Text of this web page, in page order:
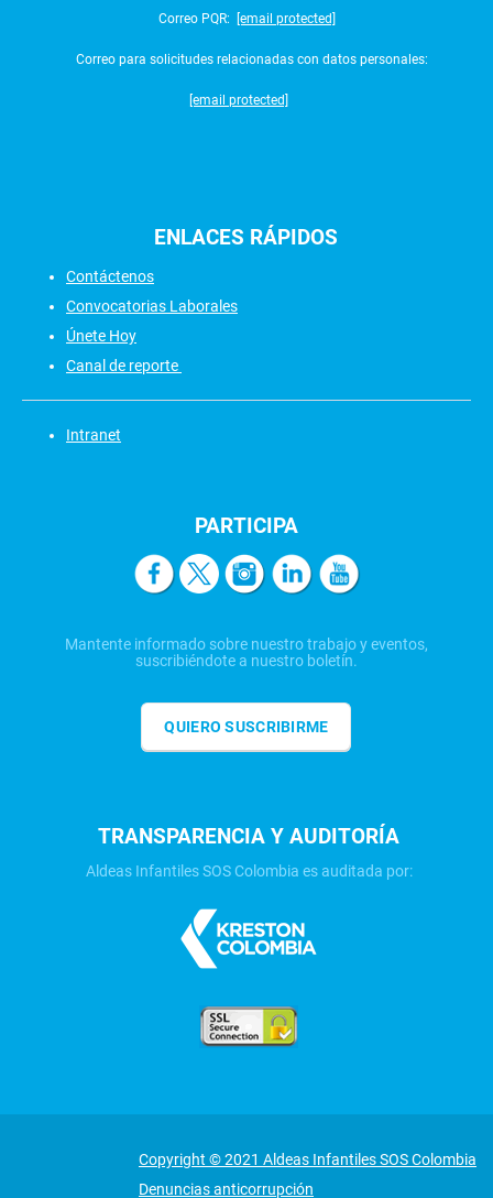
Correo PQR: [email protected]
Correo para solicitudes relacionadas con datos personales:
[email protected]
ENLACES RÁPIDOS
Contáctenos
Convocatorias Laborales
Únete Hoy
Canal de reporte
Intranet
PARTICIPA
Mantente informado sobre nuestro trabajo y eventos,
suscribiéndote a nuestro boletín.
QUIERO SUSCRIBIRME
TRANSPARENCIA Y AUDITORÍA
Aldeas Infantiles SOS Colombia es auditada por:
Copyright © 2021 Aldeas Infantiles SOS Colombia
Denuncias anticorrupción